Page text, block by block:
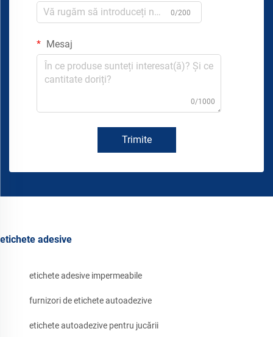
0/200
Mesaj
0/1000
Trimite
etichete adesive
etichete adesive impermeabile
furnizori de etichete autoadezive
etichete autoadezive pentru jucării